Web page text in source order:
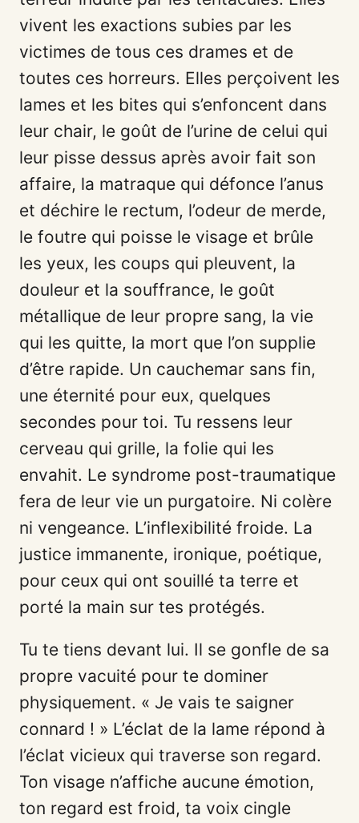
vivent les exactions subies par les
victimes de tous ces drames et de
toutes ces horreurs. Elles perçoivent les
lames et les bites qui s’enfoncent dans
leur chair, le goût de l’urine de celui qui
leur pisse dessus après avoir fait son
affaire, la matraque qui défonce l’anus
et déchire le rectum, l’odeur de merde,
le foutre qui poisse le visage et brûle
les yeux, les coups qui pleuvent, la
douleur et la souffrance, le goût
métallique de leur propre sang, la vie
qui les quitte, la mort que l’on supplie
d’être rapide. Un cauchemar sans fin,
une éternité pour eux, quelques
secondes pour toi. Tu ressens leur
cerveau qui grille, la folie qui les
envahit. Le syndrome post-traumatique
fera de leur vie un purgatoire. Ni colère
ni vengeance. L’inflexibilité froide. La
justice immanente, ironique, poétique,
pour ceux qui ont souillé ta terre et
porté la main sur tes protégés.
Tu te tiens devant lui. Il se gonfle de sa
propre vacuité pour te dominer
physiquement. « Je vais te saigner
connard ! » L’éclat de la lame répond à
l’éclat vicieux qui traverse son regard.
Ton visage n’affiche aucune émotion,
ton regard est froid, ta voix cingle